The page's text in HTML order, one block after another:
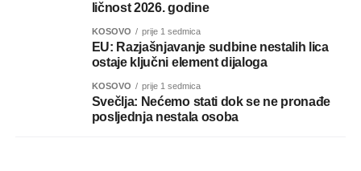
ličnost 2026. godine
KOSOVO prije 1 sedmica
EU: Razjašnjavanje sudbine nestalih lica
ostaje ključni element dijaloga
KOSOVO prije 1 sedmica
Svečlja: Nećemo stati dok se ne pronađe
posljednja nestala osoba